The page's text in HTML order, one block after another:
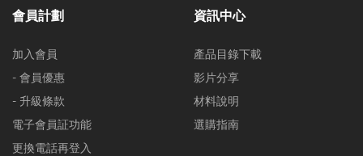
會員計劃
加入會員
- 會員優惠
- 升級條款
電子會員証功能
更換電話再登入
資訊中心
產品目錄下載
影片分享
材料說明
選購指南